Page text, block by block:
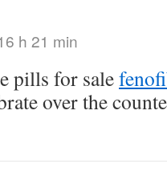
h 21 min
pills for sale
over the